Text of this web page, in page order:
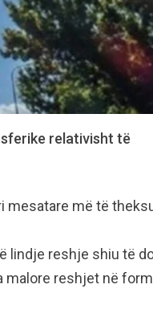
relativisht të
mesatare më të
lindje reshje shiu të
malore reshjet në